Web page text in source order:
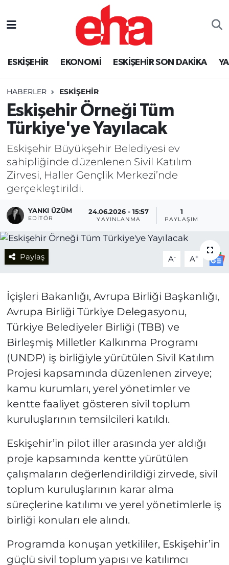
ESKİŞEHİR EKONOMİ ESKİŞEHİR SON DAKİKA
HABERLER ESKİŞEHİR
Eskişehir Örneği Tüm
Türkiye'ye Yayılacak
Eskişehir Büyükşehir Belediyesi ev
sahipliğinde düzenlenen Sivil Katılım
Zirvesi, Haller Gençlik Merkezi’nde
gerçekleştirildi.
YANKI ÜZÜM
EDITÖR
24.06.2026 - 15:57
YAYINLANMA
1
PAYLAŞIM
Paylaş A- A+
İçişleri Bakanlığı, Avrupa Birliği Başkanlığı,
Avrupa Birliği Türkiye Delegasyonu,
Türkiye Belediyeler Birliği (TBB) ve
Birleşmiş Milletler Kalkınma Programı
(UNDP) iş birliğiyle yürütülen Sivil Katılım
Projesi kapsamında düzenlenen zirveye;
kamu kurumları, yerel yönetimler ve
kentte faaliyet gösteren sivil toplum
kuruluşlarının temsilcileri katıldı.
Eskişehir’in pilot iller arasında yer aldığı
proje kapsamında kentte yürütülen
çalışmaların değerlendirildiği zirvede, sivil
toplum kuruluşlarının karar alma
süreçlerine katılımı ve yerel yönetimlerle iş
birliği konuları ele alındı.
Programda konuşan yetkililer, Eskişehir’in
güçlü sivil toplum yapısı ve katılımcı